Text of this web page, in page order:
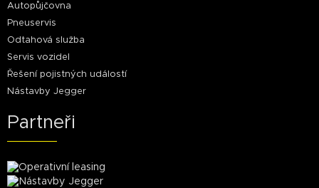
Autopůjčovna
Pneuservis
Odtahová služba
Servis vozidel
Řešení pojistných událostí
Nástavby Jegger
Partneři